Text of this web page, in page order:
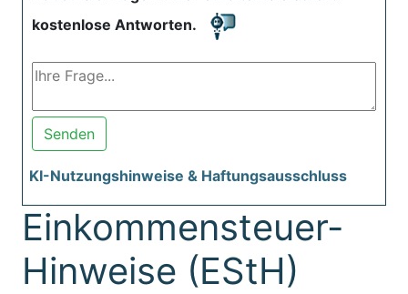
kostenlose Antworten.
Senden
KI-Nutzungshinweise & Haftungsausschluss
Einkommensteuer-
Hinweise (EStH)